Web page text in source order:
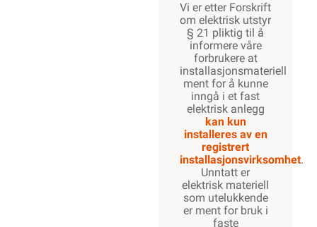
Vi er etter Forskrift
om elektrisk utstyr
§ 21 pliktig til å
informere våre
forbrukere at
installasjonsmateriell
ment for å kunne
inngå i et fast
elektrisk anlegg
kan kun
installeres av en
registrert
installasjonsvirksomhet.
Unntatt er
elektrisk materiell
som utelukkende
er ment for bruk i
faste